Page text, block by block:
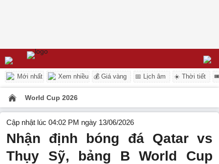
Mới nhất Xem nhiều 💰 Giá vàng 📅 Lịch âm ☀️ Thời tiết
World Cup 2026
Cập nhật lúc 04:02 PM ngày 13/06/2026
Nhận định bóng đá Qatar vs
Thụy Sỹ, bảng B World Cup